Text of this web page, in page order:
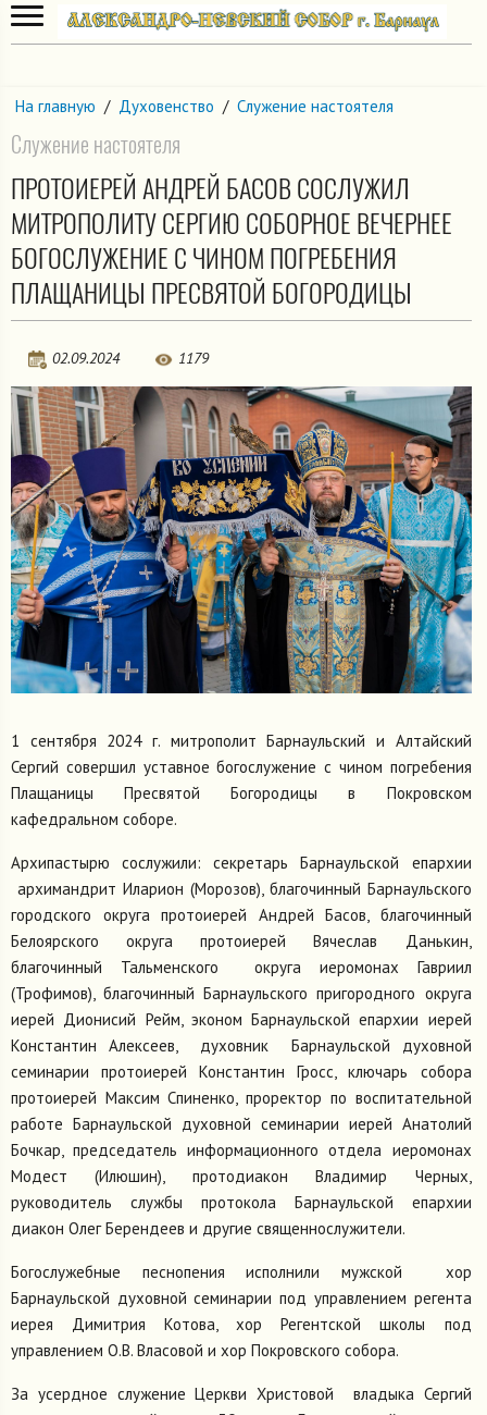
На главную / Духовенство / Служение настоятеля
Служение настоятеля
ПРОТОИЕРЕЙ АНДРЕЙ БАСОВ СОСЛУЖИЛ
МИТРОПОЛИТУ СЕРГИЮ СОБОРНОЕ ВЕЧЕРНЕЕ
БОГОСЛУЖЕНИЕ С ЧИНОМ ПОГРЕБЕНИЯ
ПЛАЩАНИЦЫ ПРЕСВЯТОЙ БОГОРОДИЦЫ
02.09.2024 1179
1 сентября 2024 г. митрополит Барнаульский и Алтайский
Сергий совершил уставное богослужение с чином погребения
Плащаницы Пресвятой Богородицы в Покровском
кафедральном соборе.
Архипастырю сослужили: секретарь Барнаульской епархии
архимандрит Иларион (Морозов), благочинный Барнаульского
городского округа протоиерей Андрей Басов, благочинный
Белоярского округа протоиерей Вячеслав Данькин,
благочинный Тальменского округа иеромонах Гавриил
(Трофимов), благочинный Барнаульского пригородного округа
иерей Дионисий Рейм, эконом Барнаульской епархии иерей
Константин Алексеев, духовник Барнаульской духовной
семинарии протоиерей Константин Гросс, ключарь собора
протоиерей Максим Спиненко, проректор по воспитательной
работе Барнаульской духовной семинарии иерей Анатолий
Бочкар, председатель информационного отдела иеромонах
Модест (Илюшин), протодиакон Владимир Черных,
руководитель службы протокола Барнаульской епархии
диакон Олег Берендеев и другие священнослужители.
Богослужебные песнопения исполнили мужской хор
Барнаульской духовной семинарии под управлением регента
иерея Димитрия Котова, хор Регентской школы под
управлением О.В. Власовой и хор Покровского собора.
За усердное служение Церкви Христовой владыка Сергий